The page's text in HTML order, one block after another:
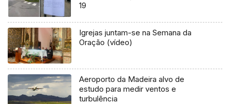
19
Igrejas juntam-se na Semana da
Oração (vídeo)
Aeroporto da Madeira alvo de
estudo para medir ventos e
turbulência